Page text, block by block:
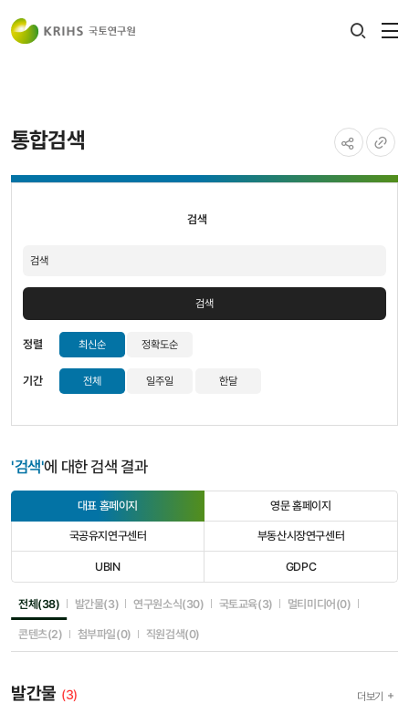
통합검색
검색
검색
정렬 최신순 정확도순
기간 전체 일주일 한달
'검색'에 대한 검색 결과
대표 홈페이지
선
택
됨
영문 홈페이지
선
택
안
됨
국공유지연구센터
선
택
안
됨
부동산시장연구센터
선
택
안
됨
UBIN
선
택
안
됨
GDPC
선
택
안
됨
전체(38)선택됨발간물(3)선택안됨
연구원소식(30)선택안됨
국토교육(3)선택안됨
멀티미디어(0)선택안됨
콘텐츠(2)선택안됨
첨부파일(0)선택안됨
직원검색(0)
발간물 (3) 더보기